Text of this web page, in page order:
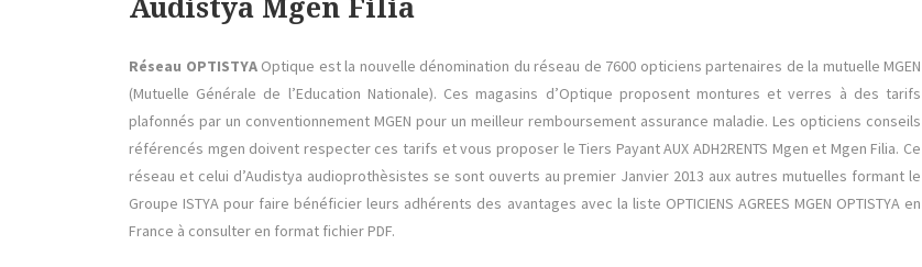
Audistya Mgen Filia
Réseau OPTISTYAOptique est la nouvelle dénomination du réseau de 7600 opticiens partenaires de la mutuelle MGEN
(Mutuelle Générale de l’Education Nationale). Ces magasins d’Optique proposent montures et verres à des tarifs
plafonnés par un conventionnement MGEN pour un meilleur remboursement assurance maladie. Les opticiens conseils
référencés mgen doivent respecter ces tarifs et vous proposer le Tiers Payant AUX ADH2RENTS Mgen et Mgen Filia. Ce
réseau et celui d’Audistya audioprothèsistes se sont ouverts au premier Janvier 2013 aux autres mutuelles formant le
Groupe ISTYA pour faire bénéficier leurs adhérents des avantages avec la liste OPTICIENS AGREES MGEN OPTISTYA en
France à consulter en format fichier PDF.